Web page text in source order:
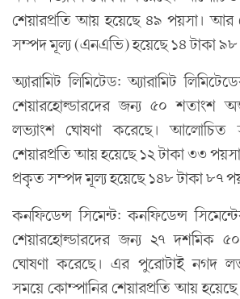
শেয়ারপ্রতি আয় হয়েছে ৪৯ পয়সা। আর
সম্পদ মূল্য (এনএভি) হয়েছে ১৪ টাকা ৯৮
অ্যারামিট লিমিটেড: অ্যারামিট
শেয়ারহোল্ডারদের জন্য ৫০ শতাংশ
লভ্যাংশ ঘোষণা করেছে। আলোচিত
শেয়ারপ্রতি আয় হয়েছে ১২ টাকা ৩৩
প্রকৃত সম্পদ মূল্য হয়েছে ১৪৮ টাকা ৮৭
কনফিডেন্স সিমেন্ট: কনফিডেন্স
শেয়ারহোল্ডারদের জন্য ২৭ দশমিক
ঘোষণা করেছে। এর পুরোটাই নগদ
সময়ে কোম্পানির শেয়ারপ্রতি আয়